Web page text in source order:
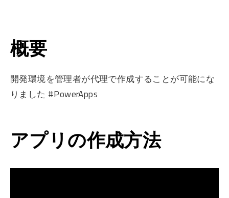
概要
開発環境を管理者が代理で作成することが可能にな
りました #PowerApps
アプリの作成方法